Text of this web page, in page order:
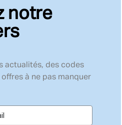
notre
actualités, des codes
à ne pas manquer